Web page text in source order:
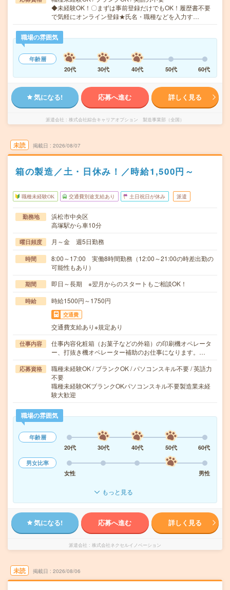
◆未経験OK！〇まずは事前登録だけでもOK！履歴書不要
で気軽にオンライン登録★氏名・職種などを入力す…
職場の雰囲気
年齢層
20代
30代 40代 50代 60代
気になる! 応募へ進む 詳しく見る
派遣会社 株式会社綜合キャリアオプション 製造事業部（全国）
未読 掲載日 2026/08/07
箱の製造／土・日休み！／時給1,500円～
職種未経験OK 交通費別途支給あり 土日祝日が休み 派遣
勤務地
浜松市中央区
高塚駅から車10分
曜日頻度 月～金 週5日勤務
時間
8:00～17:00 実働8時間勤務（12:00～21:00の時差出勤の
可能性もあり）
期間 即日～長期 ※翌月からのスタートもご相談OK！
時給 時給1500円～1750円
交通費
交通費支給あり※規定あり
仕事内容
仕事内容化粧箱（お菓子などの外箱）の印刷機オペレータ
ー、打抜き機オペレーター補助のお仕事になります。…
応募資格
職種未経験OK / ブランクOK / パソコンスキル不要 / 英語力
不要
職種未経験OKブランクOKパソコンスキル不要製造業未経
験大歓迎
職場の雰囲気
年齢層
20代
30代 40代 50代
60代
男女比率
女性
男性
もっと見る
気になる! 応募へ進む 詳しく見る
派遣会社 株式会社ネクセルイノベーション
未読 掲載日 2026/08/06